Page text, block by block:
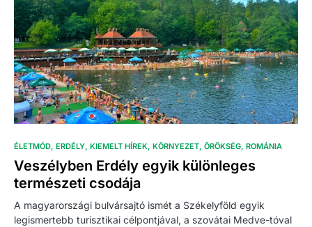
ÉLETMÓD ERDÉLY KIEMELT HÍREK KÖRNYEZET ÖRÖKSÉG ROMÁNIA
Veszélyben Erdély egyik különleges
természeti csodája
A magyarországi bulvársajtó ismét a Székelyföld egyik
legismertebb turisztikai célpontjával, a szovátai Medve-tóval